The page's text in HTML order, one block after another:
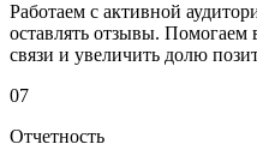
Работаем с активной
оставлять отзывы. Помогаем
связи и увеличить долю
07
Отчетность